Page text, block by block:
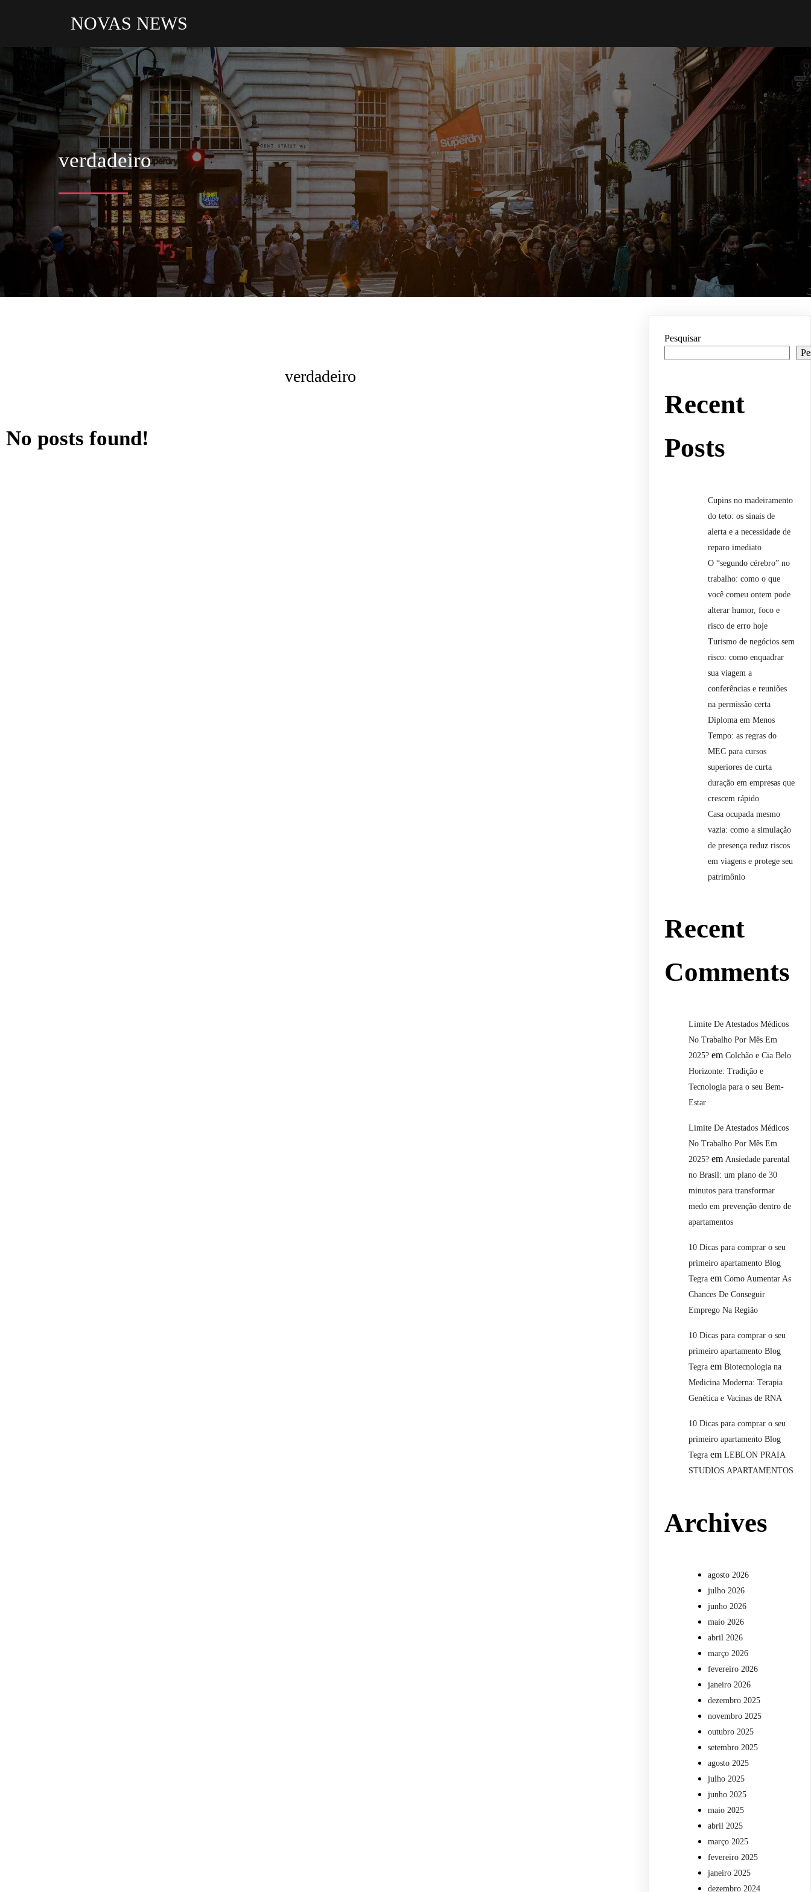
NOVAS NEWS
verdadeiro
verdadeiro
No posts found!
Pesquisar
Recent
Posts
Cupins no madeiramento
do teto: os sinais de
alerta e a necessidade de
reparo imediato
O “segundo cérebro” no
trabalho: como o que
você comeu ontem pode
alterar humor, foco e
risco de erro hoje
Turismo de negócios sem
risco: como enquadrar
sua viagem a
conferências e reuniões
na permissão certa
Diploma em Menos
Tempo: as regras do
MEC para cursos
superiores de curta
duração em empresas que
crescem rápido
Casa ocupada mesmo
vazia: como a simulação
de presença reduz riscos
em viagens e protege seu
patrimônio
Recent
Comments
Limite De Atestados Médicos
No Trabalho Por Mês Em
2025? emColchão e Cia Belo
Horizonte: Tradição e
Tecnologia para o seu Bem-
Estar
Limite De Atestados Médicos
No Trabalho Por Mês Em
2025? em Ansiedade parental
no Brasil: um plano de 30
minutos para transformar
medo em prevenção dentro de
apartamentos
10 Dicas para comprar o seu
primeiro apartamento Blog
Tegra emComo Aumentar As
Chances De Conseguir
Emprego Na Região
10 Dicas para comprar o seu
primeiro apartamento Blog
Tegra emBiotecnologia na
Medicina Moderna: Terapia
Genética e Vacinas de RNA
10 Dicas para comprar o seu
primeiro apartamento Blog
Tegra emLEBLON PRAIA
STUDIOS APARTAMENTOS
Archives
agosto 2026
julho 2026
junho 2026
maio 2026
abril 2026
março 2026
fevereiro 2026
janeiro 2026
dezembro 2025
novembro 2025
outubro 2025
setembro 2025
agosto 2025
julho 2025
junho 2025
maio 2025
abril 2025
março 2025
fevereiro 2025
janeiro 2025
dezembro 2024